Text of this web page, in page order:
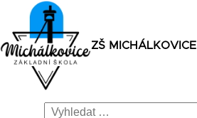
ZŠ MICHÁLKOVICE